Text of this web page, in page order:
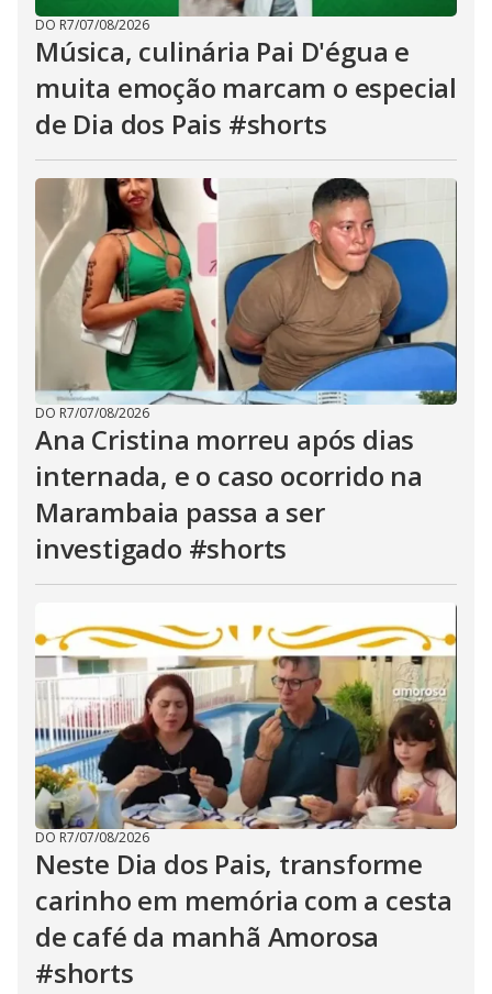
DO R7/07/08/2026
Música, culinária Pai D'égua e
muita emoção marcam o especial
de Dia dos Pais #shorts
DO R7/07/08/2026
Ana Cristina morreu após dias
internada, e o caso ocorrido na
Marambaia passa a ser
investigado #shorts
DO R7/07/08/2026
Neste Dia dos Pais, transforme
carinho em memória com a cesta
de café da manhã Amorosa
#shorts